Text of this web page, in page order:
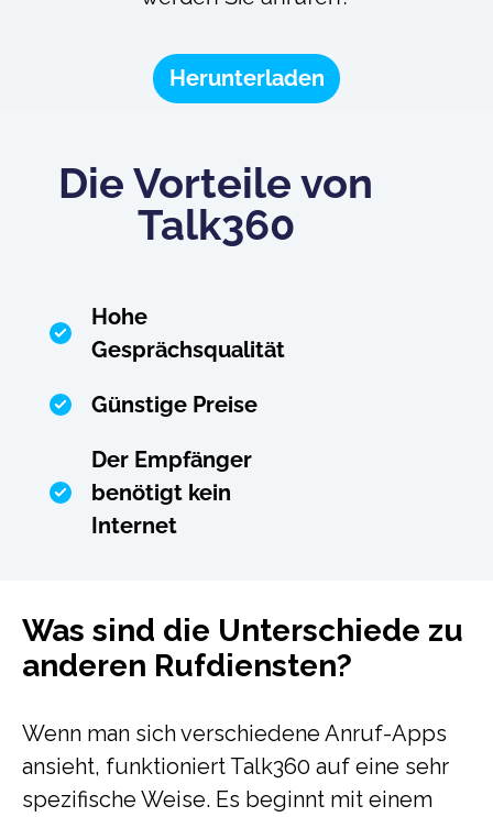
Herunterladen
Die Vorteile von
Talk360
Hohe
Gesprächsqualität
Günstige Preise
Der Empfänger
benötigt kein
Internet
Was sind die Unterschiede zu
anderen Rufdiensten?
Wenn man sich verschiedene Anruf-Apps
ansieht, funktioniert Talk360 auf eine sehr
spezifische Weise. Es beginnt mit einem